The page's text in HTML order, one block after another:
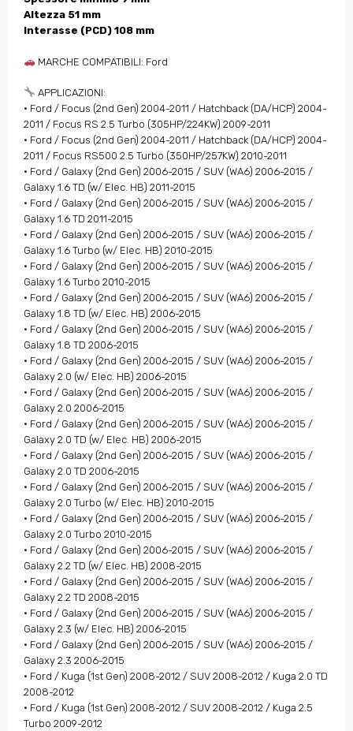
Altezza 51 mm
Interasse (PCD) 108 mm
MARCHE COMPATIBILI: Ford
APPLICAZIONI:
• Ford / Focus (2nd Gen) 2004-2011 / Hatchback (DA/HCP) 2004-
2011 / Focus RS 2.5 Turbo (305HP/224KW) 2009-2011
• Ford / Focus (2nd Gen) 2004-2011 / Hatchback (DA/HCP) 2004-
2011 / Focus RS500 2.5 Turbo (350HP/257KW) 2010-2011
• Ford / Galaxy (2nd Gen) 2006-2015 / SUV (WA6) 2006-2015 /
Galaxy 1.6 TD (w/ Elec. HB) 2011-2015
• Ford / Galaxy (2nd Gen) 2006-2015 / SUV (WA6) 2006-2015 /
Galaxy 1.6 TD 2011-2015
• Ford / Galaxy (2nd Gen) 2006-2015 / SUV (WA6) 2006-2015 /
Galaxy 1.6 Turbo (w/ Elec. HB) 2010-2015
• Ford / Galaxy (2nd Gen) 2006-2015 / SUV (WA6) 2006-2015 /
Galaxy 1.6 Turbo 2010-2015
• Ford / Galaxy (2nd Gen) 2006-2015 / SUV (WA6) 2006-2015 /
Galaxy 1.8 TD (w/ Elec. HB) 2006-2015
• Ford / Galaxy (2nd Gen) 2006-2015 / SUV (WA6) 2006-2015 /
Galaxy 1.8 TD 2006-2015
• Ford / Galaxy (2nd Gen) 2006-2015 / SUV (WA6) 2006-2015 /
Galaxy 2.0 (w/ Elec. HB) 2006-2015
• Ford / Galaxy (2nd Gen) 2006-2015 / SUV (WA6) 2006-2015 /
Galaxy 2.0 2006-2015
• Ford / Galaxy (2nd Gen) 2006-2015 / SUV (WA6) 2006-2015 /
Galaxy 2.0 TD (w/ Elec. HB) 2006-2015
• Ford / Galaxy (2nd Gen) 2006-2015 / SUV (WA6) 2006-2015 /
Galaxy 2.0 TD 2006-2015
• Ford / Galaxy (2nd Gen) 2006-2015 / SUV (WA6) 2006-2015 /
Galaxy 2.0 Turbo (w/ Elec. HB) 2010-2015
• Ford / Galaxy (2nd Gen) 2006-2015 / SUV (WA6) 2006-2015 /
Galaxy 2.0 Turbo 2010-2015
• Ford / Galaxy (2nd Gen) 2006-2015 / SUV (WA6) 2006-2015 /
Galaxy 2.2 TD (w/ Elec. HB) 2008-2015
• Ford / Galaxy (2nd Gen) 2006-2015 / SUV (WA6) 2006-2015 /
Galaxy 2.2 TD 2008-2015
• Ford / Galaxy (2nd Gen) 2006-2015 / SUV (WA6) 2006-2015 /
Galaxy 2.3 (w/ Elec. HB) 2006-2015
• Ford / Galaxy (2nd Gen) 2006-2015 / SUV (WA6) 2006-2015 /
Galaxy 2.3 2006-2015
• Ford / Kuga (1st Gen) 2008-2012 / SUV 2008-2012 / Kuga 2.0 TD
2008-2012
• Ford / Kuga (1st Gen) 2008-2012 / SUV 2008-2012 / Kuga 2.5
Turbo 2009-2012